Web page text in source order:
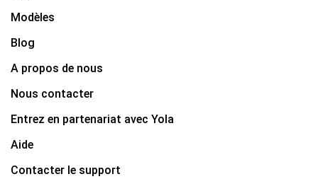
Modèles
Blog
A propos de nous
Nous contacter
Entrez en partenariat avec Yola
Aide
Contacter le support